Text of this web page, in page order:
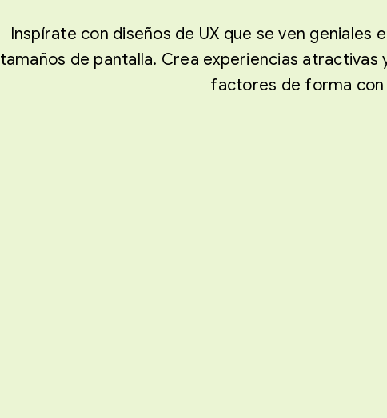
Inspírate con diseños de UX que se ven geniales
tamaños de pantalla. Crea experiencias
factores de forma con